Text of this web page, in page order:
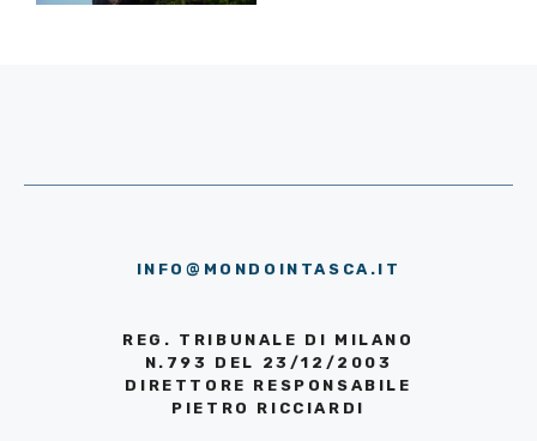
INFO@MONDOINTASCA.IT
REG. TRIBUNALE DI MILANO
N.793 DEL 23/12/2003
DIRETTORE RESPONSABILE
PIETRO RICCIARDI